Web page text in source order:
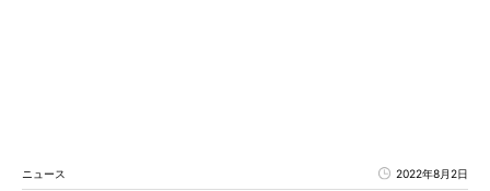
ニュース 2022年8月2日